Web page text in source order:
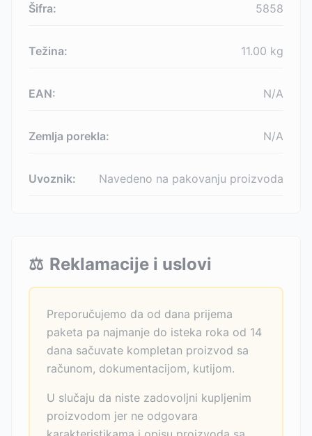
Šifra: 5858
Težina: 11.00 kg
EAN: N/A
Zemlja porekla: N/A
Uvoznik: Navedeno na pakovanju proizvoda
⚖️ Reklamacije i uslovi
Preporučujemo da od dana prijema
paketa pa najmanje do isteka roka od 14
dana sačuvate kompletan proizvod sa
računom, dokumentacijom, kutijom.
U slučaju da niste zadovoljni kupljenim
proizvodom jer ne odgovara